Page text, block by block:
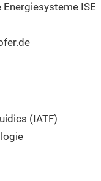
ISE
(IATF)